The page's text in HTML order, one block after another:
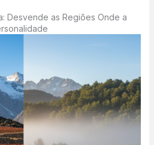
Desvende as Regiões Onde a